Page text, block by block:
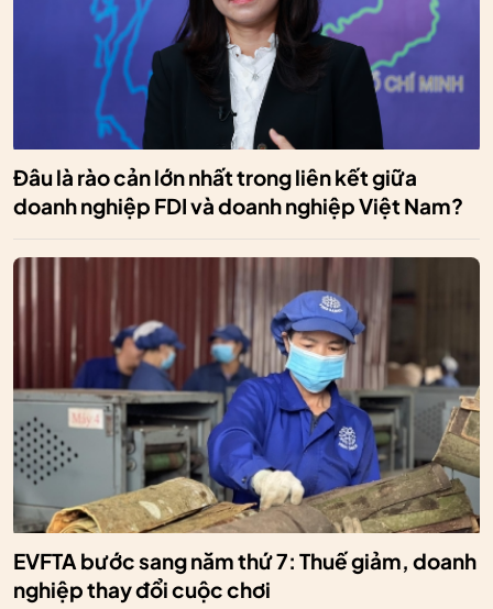
Đâu là rào cản lớn nhất trong liên kết giữa
doanh nghiệp FDI và doanh nghiệp Việt Nam?
EVFTA bước sang năm thứ 7: Thuế giảm, doanh
nghiệp thay đổi cuộc chơi